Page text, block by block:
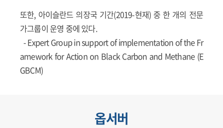
또한, 아이슬란드 의장국 기간(2019-현재) 중 한 개의 전문
가그룹이 운영 중에 있다.
- Expert Group in support of implementation of the Fr
amework for Action on Black Carbon and Methane (E
GBCM)
옵서버